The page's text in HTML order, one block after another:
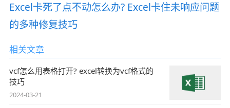
Excel卡死了点不动怎么办? Excel卡住未响应问题
的多种修复技巧
相关文章
vcf怎么用表格打开? excel转换为vcf格式的
技巧
2024-03-21